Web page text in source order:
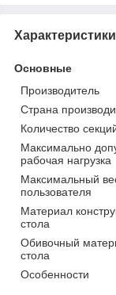
Характеристики
Основные
Производитель
Страна
Количество
Максимально
рабочая нагрузка
Максимальный
пользователя
Материал
стола
Обивочный
стола
Особенности